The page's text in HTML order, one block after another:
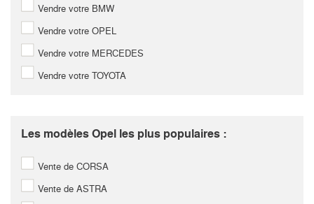
Vendre votre BMW
Vendre votre OPEL
Vendre votre MERCEDES
Vendre votre TOYOTA
Les modèles Opel les plus populaires :
Vente de CORSA
Vente de ASTRA